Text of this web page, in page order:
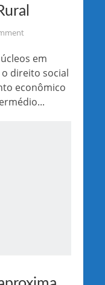
em
direito social
econômico